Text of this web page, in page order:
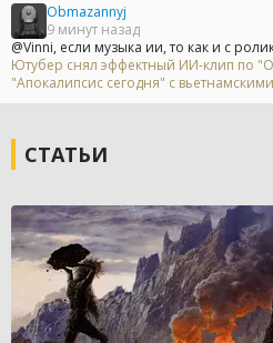
Obmazannyj
9 минут назад
@Vinni, если музыка ии, то как и с
Ютубер снял эффектный ИИ-клип по
"Апокалипсис сегодня" с
СТАТЬИ